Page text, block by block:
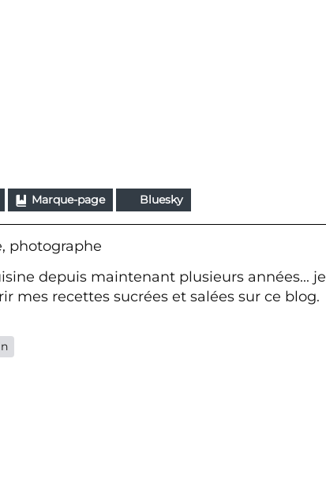
Marque-page Bluesky
photographe
depuis maintenant plusieurs années... je
mes recettes sucrées et salées sur ce blog.